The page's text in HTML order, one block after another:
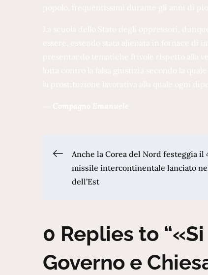
Navigazione
articoli
Anche la Corea del Nord festeggia il
missile intercontinentale lanciato
dell’Est
0 Replies to
Governo e